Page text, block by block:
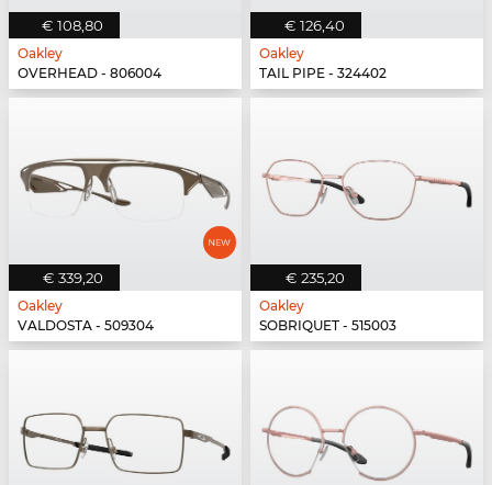
€ 108,80
Oakley
OVERHEAD - 806004
€ 126,40
Oakley
TAIL PIPE - 324402
€ 339,20
Oakley
VALDOSTA - 509304
€ 235,20
Oakley
SOBRIQUET - 515003